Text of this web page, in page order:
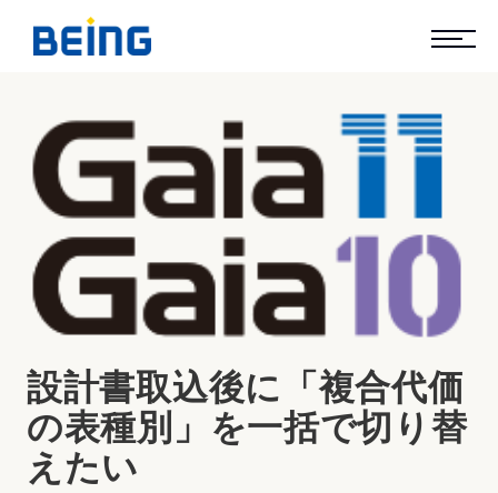
設計書取込後に「複合代価
の表種別」を一括で切り替
えたい